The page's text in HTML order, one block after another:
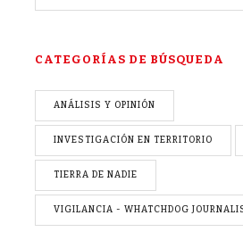
CATEGORÍAS DE BÚSQUEDA
ANÁLISIS Y OPINIÓN
INVESTIGACIÓN EN TERRITORIO
TIERRA DE NADIE
VIGILANCIA - WHATCHDOG